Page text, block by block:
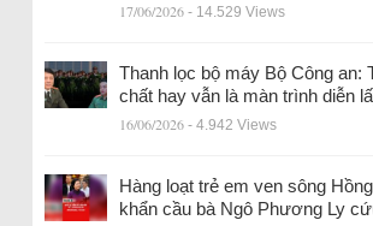
17/06/2026 - 14.529 Views
Thanh lọc bộ máy Bộ Công an:
chất hay vẫn là màn trình diễn
16/06/2026 - 4.942 Views
Hàng loạt trẻ em ven sông
khẩn cầu bà Ngô Phương Ly